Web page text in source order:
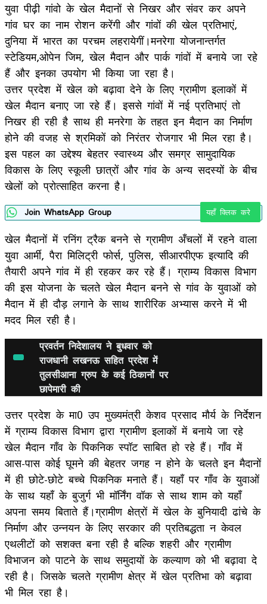
युवा पीढ़ी गांवो के खेल मैदानों से निखर और संवर कर अपने
गांव घर का नाम रोशन करेंगी और गांवों की खेल प्रतिभाएं,
दुनिया में भारत का परचम लहरायेगीं।मनरेगा योजनान्तर्गत
स्टेडियम,ओपेन जिम, खेल मैदान और पार्क गांवों में बनाये जा रहे
हैं और इनका उपयोग भी किया जा रहा है।
उत्तर प्रदेश में खेल को बढ़ावा देने के लिए ग्रामीण इलाकों में
खेल मैदान बनाए जा रहे हैं। इससे गांवों में नई प्रतिभाएं तो
निखर ही रही है साथ ही मनरेगा के तहत इन मैदान का निर्माण
होने की वजह से श्रमिकों को निरंतर रोजगार भी मिल रहा है।
इस पहल का उद्देश्य बेहतर स्वास्थ्य और समग्र सामुदायिक
विकास के लिए स्कूली छात्रों और गांव के अन्य सदस्यों के बीच
खेलों को प्रोत्साहित करना है।
Join WhatsApp Group यहाँ क्लिक करे
खेल मैदानों में रनिंग ट्रैक बनने से ग्रामीण अँचलों में रहने वाला
युवा आर्मी, पैरा मिलिट्री फोर्स, पुलिस, सीआरपीएफ इत्यादि की
तैयारी अपने गांव में ही रहकर कर रहे हैं। ग्राम्य विकास विभाग
की इस योजना के चलते खेल मैदान बनने से गांव के युवाओं को
मैदान में ही दौड़ लगाने के साथ शारीरिक अभ्यास करने में भी
मदद मिल रही है।
प्रवर्तन निदेशालय ने बुधवार को
राजधानी लखनऊ सहित प्रदेश में
तुलसीआना ग्रुप के कई ठिकानों पर
छापेमारी की
उत्तर प्रदेश के मा0 उप मुख्यमंत्री केशव प्रसाद मौर्य के निर्देशन
में ग्राम्य विकास विभाग द्वारा ग्रामीण इलाकों में बनाये जा रहे
खेल मैदान गाँव के पिकनिक स्पॉट साबित हो रहे हैं। गाँव में
आस-पास कोई घूमने की बेहतर जगह न होने के चलते इन मैदानों
में ही छोटे-छोटे बच्चे पिकनिक मनाते हैं। यहाँ पर गॉंव के युवाओं
के साथ यहाँ के बुजुर्ग भी मॉर्निंग वॉक से साथ शाम को यहाँ
अपना समय बिताते हैं।ग्रामीण क्षेत्रों में खेल के बुनियादी ढांचे के
निर्माण और उन्नयन के लिए सरकार की प्रतिबद्धता न केवल
एथलीटों को सशक्त बना रही है बल्कि शहरी और ग्रामीण
विभाजन को पाटने के साथ समुदायों के कल्याण को भी बढ़ावा दे
रही है। जिसके चलते ग्रामीण क्षेत्र में खेल प्रतिभा को बढ़ावा
भी मिल रहा है।